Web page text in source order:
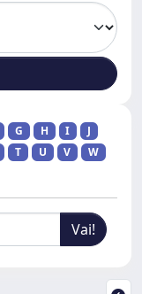
G H I
J
T U V
W